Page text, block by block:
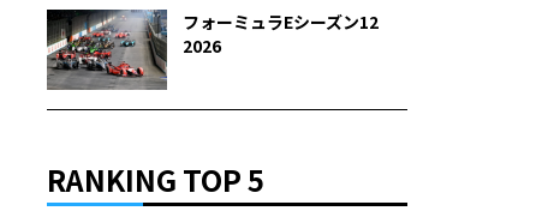
フォーミュラEシーズン12
2026
RANKING TOP 5